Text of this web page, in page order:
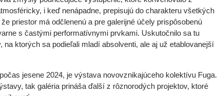
i keď nenápadne, prepisujú do charakteru všetkých
priestor má odčlenenú a pre galerijné účely prispôsobenú
s častými performatívnymi prvkami. Uskutočnilo sa tu
ktorých sa podieľali mladí absolventi, ale aj už etablovanejší
jesene 2024, je výstava novovznikajúceho kolektívu Fuga.
tak galéria prináša ďalší z rôznorodých projektov, ktoré